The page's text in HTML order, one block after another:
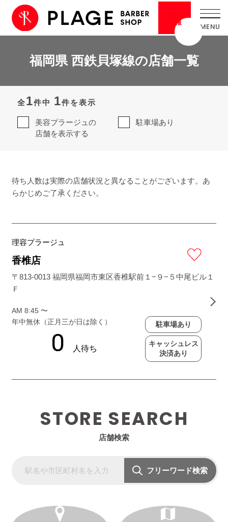
情報
福岡県 西鉄貝塚線の店舗一覧
全1件中 1件を表示
美容プラージュの
店舗を表示する
駐車場あり
待ち人数は実際の店舗状況と異なることがございます。あ
らかじめご了承ください。
理容プラージュ
香椎店
〒813-0013 福岡県福岡市東区香椎駅前１−９−５中尾ビル１
Ｆ
AM 8:45 〜
年中無休（正月三が日は除く）
駐車場あり
キャッシュレス
決済あり
STORE SEARCH
店舗検索
フリーワード検索